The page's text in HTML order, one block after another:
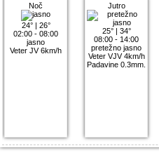
Noč
24°| 26°
02:00 - 08:00
jasno
Veter JV 6km/h
Jutro
25°| 34°
08:00 - 14:00
pretežno jasno
Veter VJV 4km/h
Padavine 0.3mm.